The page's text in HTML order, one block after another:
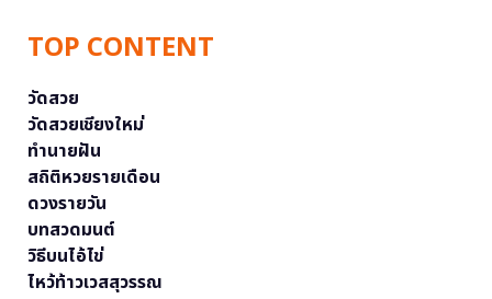
TOP CONTENT
วัดสวย
วัดสวยเชียงใหม่
ทำนายฝัน
สถิติหวยรายเดือน
ดวงรายวัน
บทสวดมนต์
วิธีบนไอ้ไข่
ไหว้ท้าวเวสสุวรรณ